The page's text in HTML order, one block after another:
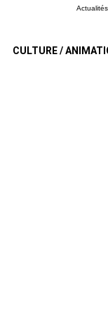
Actualités
CULTURE /